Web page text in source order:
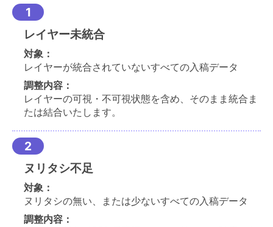
レイヤー未統合
対象：
レイヤーが統合されていないすべての入稿データ
調整内容：
レイヤーの可視・不可視状態を含め、そのまま統合ま
たは結合いたします。
ヌリタシ不足
対象：
ヌリタシの無い、または少ないすべての入稿データ
調整内容：